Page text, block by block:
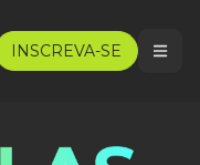
INSCREVA-SE